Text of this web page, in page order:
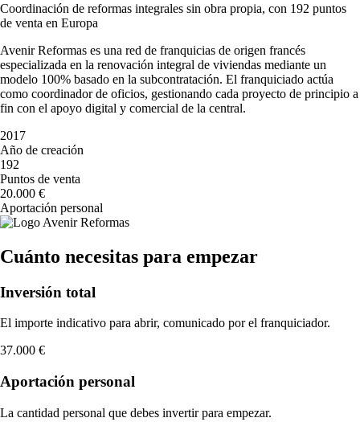
Coordinación de reformas integrales sin obra propia, con 192 puntos
de venta en Europa
Avenir Reformas es una red de franquicias de origen francés
especializada en la renovación integral de viviendas mediante un
modelo 100% basado en la subcontratación. El franquiciado actúa
como coordinador de oficios, gestionando cada proyecto de principio a
fin con el apoyo digital y comercial de la central.
2017
Año de creación
192
Puntos de venta
20.000 €
Aportación personal
Cuánto necesitas para empezar
Inversión total
El importe indicativo para abrir, comunicado por el franquiciador.
37.000 €
Aportación personal
La cantidad personal que debes invertir para empezar.